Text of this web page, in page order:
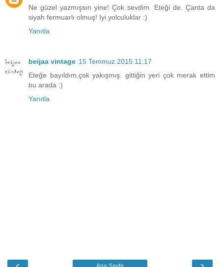
Ne güzel yazmışsın yine! Çok sevdim. Eteği de. Çanta da
siyah fermuarlı olmuş! Iyi yolculuklar :)
Yanıtla
beijaa vintage 15 Temmuz 2015 11:17
Eteğe bayıldım,çok yakışmış. gittiğin yeri çok merak ettim
bu arada :)
Yanıtla